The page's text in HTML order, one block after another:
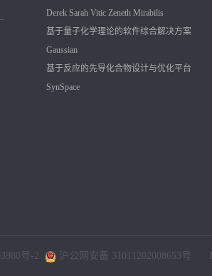
Derek Sarah Vitic Zeneth Mirabilis
基于量子化学理论的软件综合解决方案
Gaussian
基于反应的先导化合物设计与优化平台
SynSpace
号-2 沪公网安备 31011202008653号